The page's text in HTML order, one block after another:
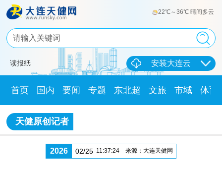
22℃～36℃ 晴间多云
读报纸 安装大连云
首页 国内 要闻 专题 东北超 文旅 市域 体育
天健原创记者
2026 02/25 11:37:24 来源：大连天健网